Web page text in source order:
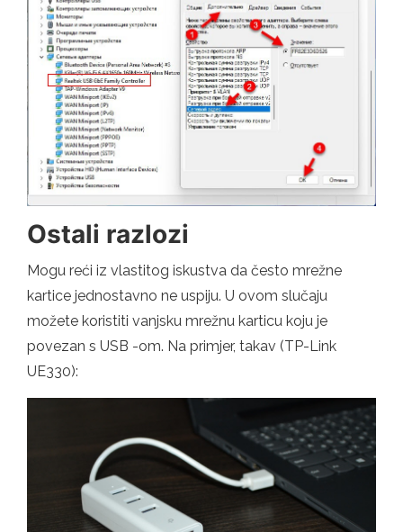
Ostali razlozi
Mogu reći iz vlastitog iskustva da često mrežne
kartice jednostavno ne uspiju. U ovom slučaju
možete koristiti vanjsku mrežnu karticu koju je
povezan s USB -om. Na primjer, takav (TP-Link
UE330):